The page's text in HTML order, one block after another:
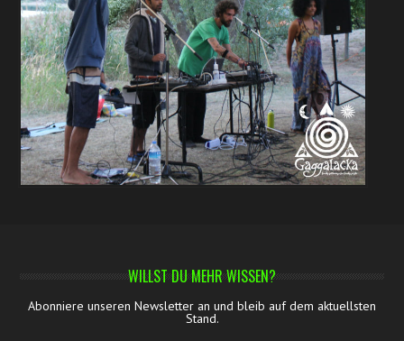
WILLST DU MEHR WISSEN?
Abonniere unseren Newsletter an und bleib auf dem aktuellsten
Stand.